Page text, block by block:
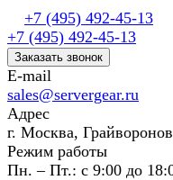
+7 (495) 492-45-13
+7 (495) 492-45-13
Заказать звонок
E-mail
sales@servergear.ru
Адрес
г. Москва,
Режим работы
Пн. – Пт.: с 9:00 до